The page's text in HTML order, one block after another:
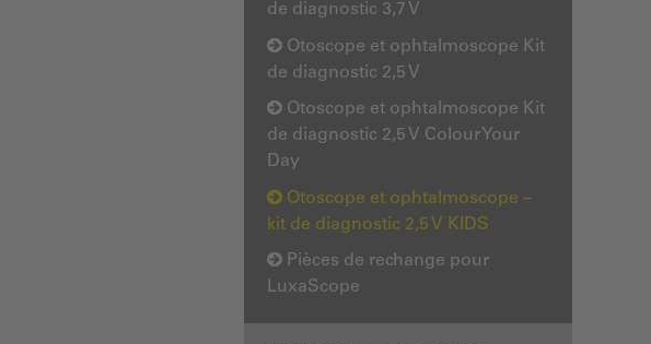
de diagnostic 3,7 V
Otoscope et ophtalmoscope Kit
de diagnostic 2,5 V
Otoscope et ophtalmoscope Kit
de diagnostic 2,5 V Colour Your
Day
Otoscope et ophtalmoscope –
kit de diagnostic 2,5 V KIDS
Pièces de rechange pour
LuxaScope